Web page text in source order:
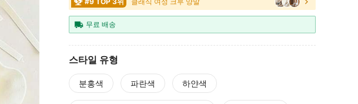
무료 배송
스타일 유형
분홍색 파란색 하얀색